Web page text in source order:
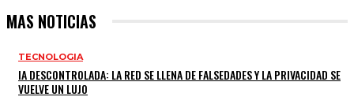
MAS NOTICIAS
TECNOLOGIA
IA DESCONTROLADA: LA RED SE LLENA DE FALSEDADES Y LA PRIVACIDAD SE
VUELVE UN LUJO